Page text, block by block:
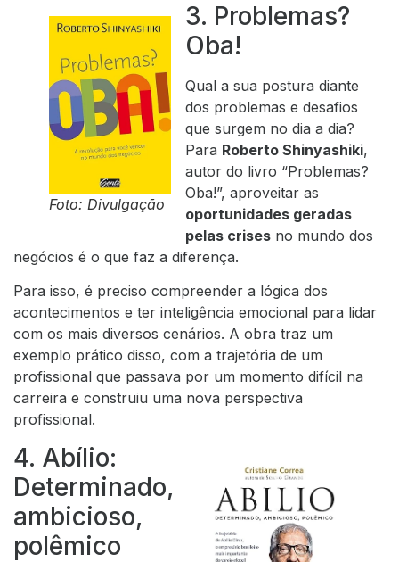
Foto: Divulgação
3. Problemas?
Oba!
Qual a sua postura diante
dos problemas e desafios
que surgem no dia a dia?
Para Roberto Shinyashiki,
autor do livro “Problemas?
Oba!”, aproveitar as
oportunidades geradas
pelas crises no mundo dos
negócios é o que faz a diferença.
Para isso, é preciso compreender a lógica dos
acontecimentos e ter inteligência emocional para lidar
com os mais diversos cenários. A obra traz um
exemplo prático disso, com a trajetória de um
profissional que passava por um momento difícil na
carreira e construiu uma nova perspectiva
profissional.
4. Abílio:
Determinado,
ambicioso,
polêmico